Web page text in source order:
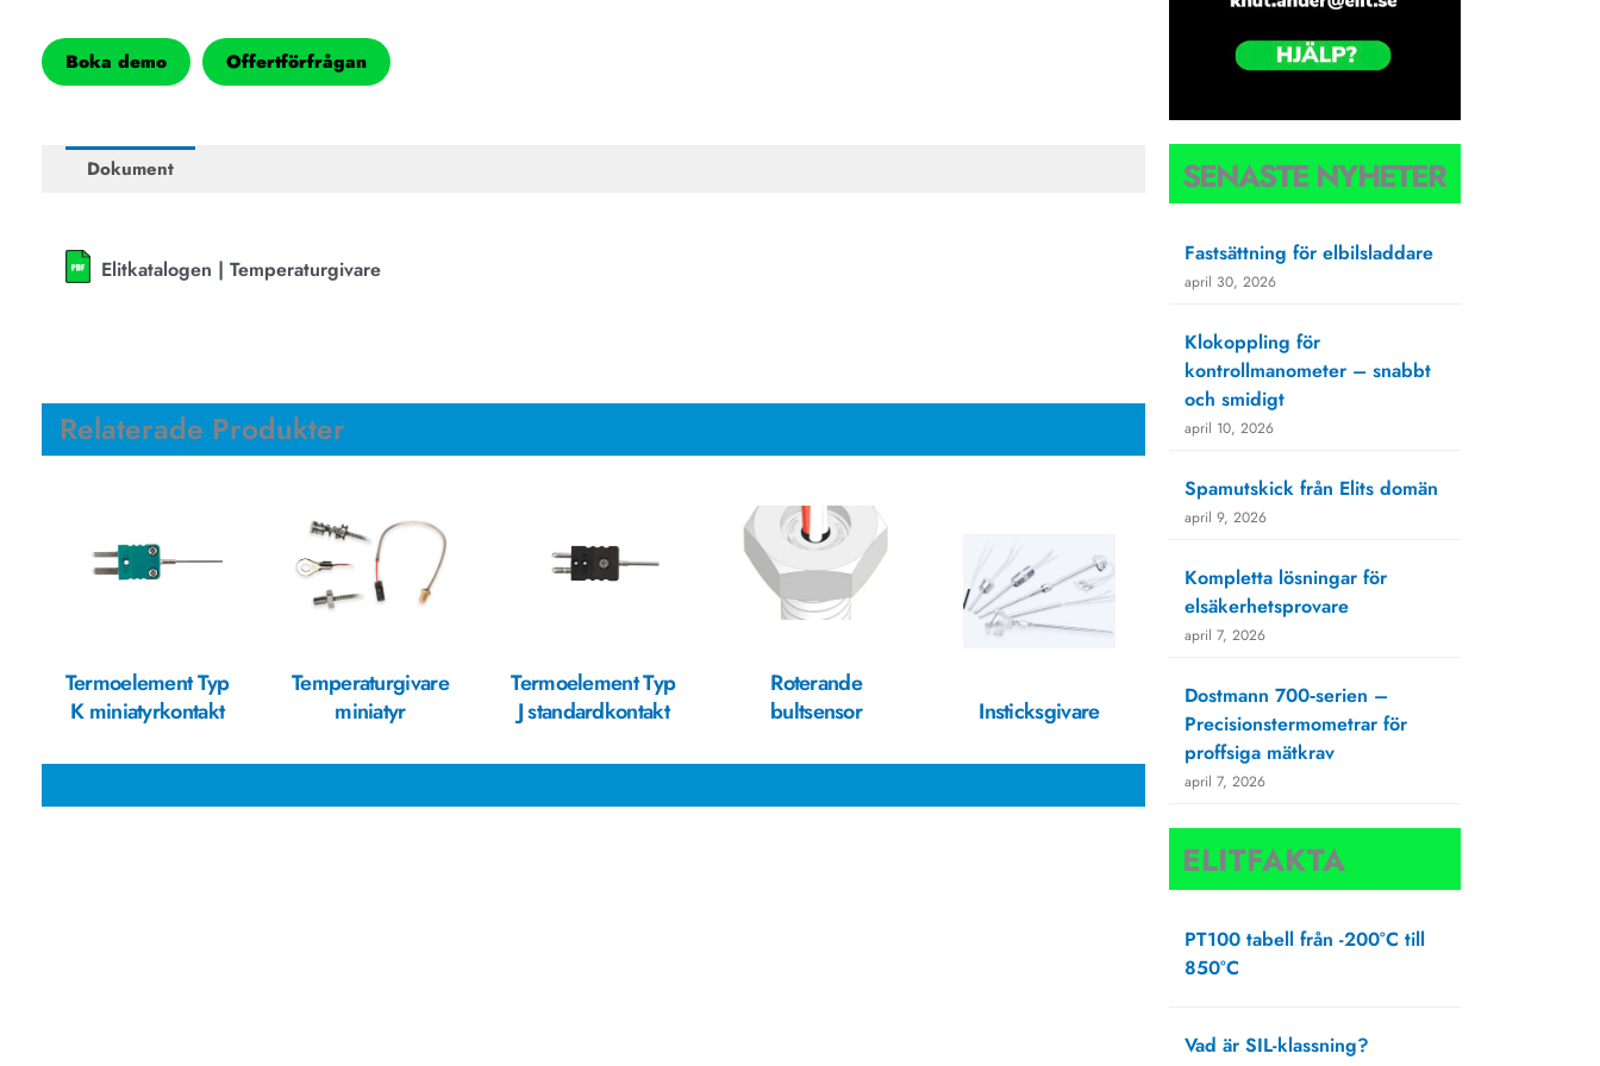
Boka demo Offertförfrågan
Dokument
Elitkatalogen | Temperaturgivare
Relaterade Produkter
Termoelement Typ
K miniatyrkontakt
Temperaturgivare
miniatyr
Termoelement Typ
J standardkontakt
Roterande
bultsensor
Insticksgivare
SENASTE NYHETER
Fastsättning för elbilsladdare
april 30, 2026
Klokoppling för
kontrollmanometer – snabbt
och smidigt
april 10, 2026
Spamutskick från Elits domän
april 9, 2026
Kompletta lösningar för
elsäkerhetsprovare
april 7, 2026
Dostmann 700‑serien –
Precisionstermometrar för
proffsiga mätkrav
april 7, 2026
ELITFAKTA
PT100 tabell från -200°C till
850°C
Vad är SIL-klassning?